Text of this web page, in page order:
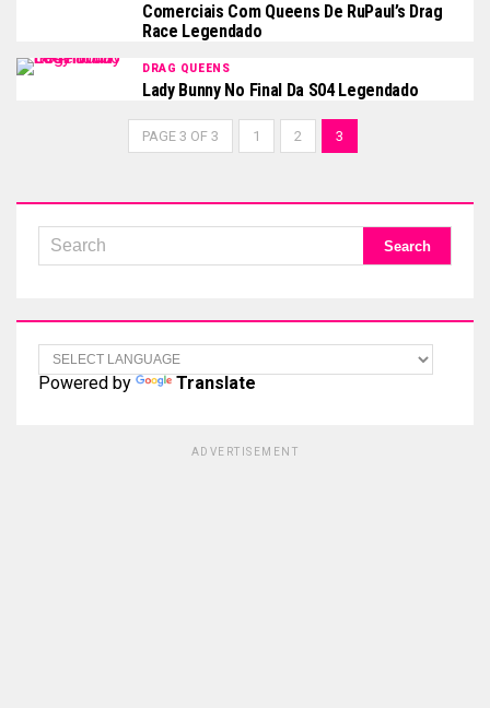
Comerciais Com Queens De RuPaul’s Drag
Race Legendado
DRAG QUEENS
Lady Bunny No Final Da S04 Legendado
PAGE 3 OF 3 1 2 3
Powered by Translate
ADVERTISEMENT